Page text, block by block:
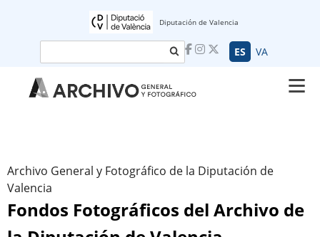
Diputación de Valencia
ES VA
Archivo General y Fotográfico de la Diputación de
Valencia
Fondos Fotográficos del Archivo de